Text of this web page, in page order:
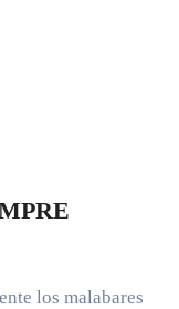
los malabares